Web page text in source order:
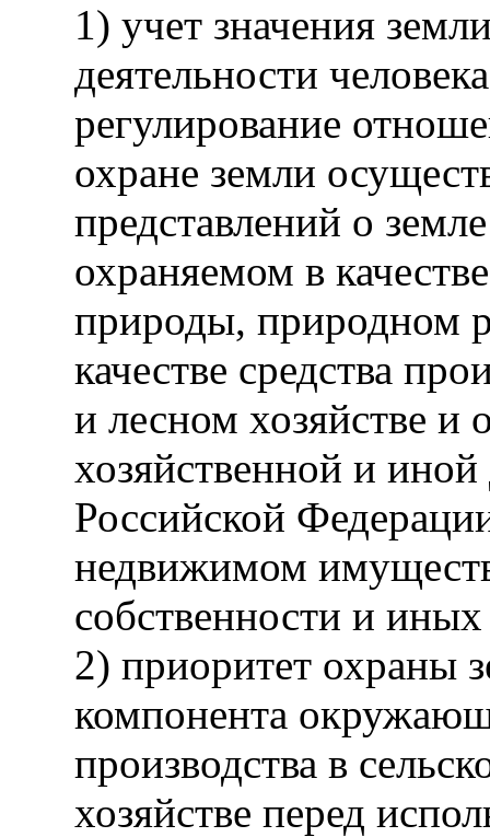
1) учет значения
деятельности
регулирование
охране земли
представлений о
охраняемом в
природы, природном
качестве средства
и лесном хозяйстве и
хозяйственной и
Российской
недвижимом
собственности и
2) приоритет охраны
компонента
производства в
хозяйстве перед